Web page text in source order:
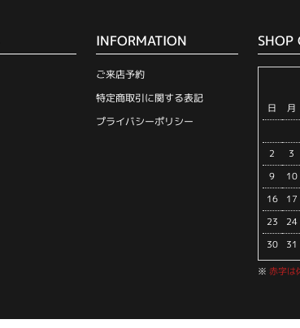
INFORMATION
ご来店予約
特定商取引に関する表記
プライバシーポリシー
SHOP
日 月
2
3
9
10
16
17
23
24
30
31
※ 赤字は